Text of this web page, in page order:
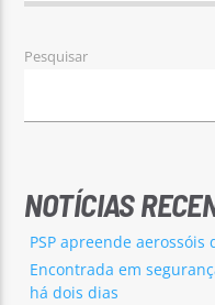
Pesquisar
NOTÍCIAS
PSP apreende aerossóis
Encontrada em
há dois dias